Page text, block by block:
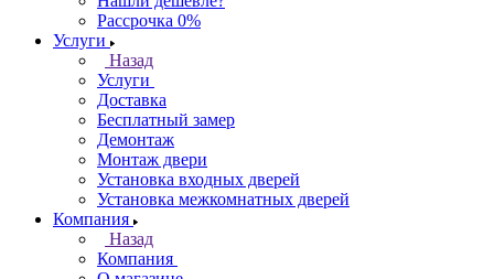
Рассрочка 0%
Услуги
Назад
Услуги
Доставка
Бесплатный замер
Демонтаж
Монтаж двери
Установка входных дверей
Установка межкомнатных дверей
Компания
Назад
Компания